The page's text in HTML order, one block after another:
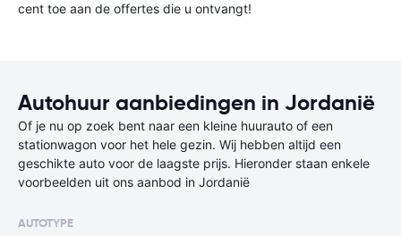
cent toe aan de offertes die u ontvangt!
Autohuur aanbiedingen in Jordanië
Of je nu op zoek bent naar een kleine huurauto of een
stationwagon voor het hele gezin. Wij hebben altijd een
geschikte auto voor de laagste prijs. Hieronder staan enkele
voorbeelden uit ons aanbod in Jordanië
AUTOTYPE